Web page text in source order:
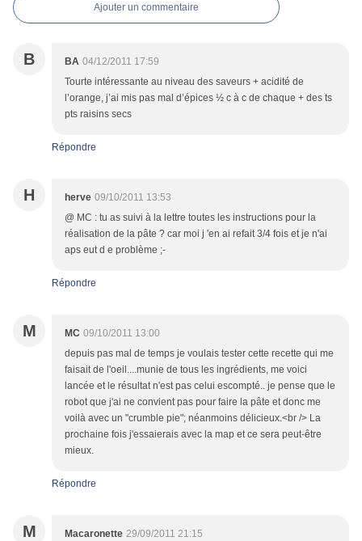
Ajouter un commentaire
B BA 04/12/2011 17:59
Tourte intéressante au niveau des saveurs + acidité de
l’orange, j’ai mis pas mal d’épices ½ c à c de chaque + des ts
pts raisins secs
Répondre
H herve 09/10/2011 13:53
@ MC : tu as suivi à la lettre toutes les instructions pour la
réalisation de la pâte ? car moi j 'en ai refait 3/4 fois et je n'ai
aps eut d e problème ;-
Répondre
M MC 09/10/2011 13:00
depuis pas mal de temps je voulais tester cette recette qui me
faisait de l'oeil....munie de tous les ingrédients, me voici
lancée et le résultat n'est pas celui escompté.. je pense que le
robot que j'ai ne convient pas pour faire la pâte et donc me
voilà avec un "crumble pie"; néanmoins délicieux.<br /> La
prochaine fois j'essaierais avec la map et ce sera peut-être
mieux.
Répondre
M Macaronette 29/09/2011 21:15